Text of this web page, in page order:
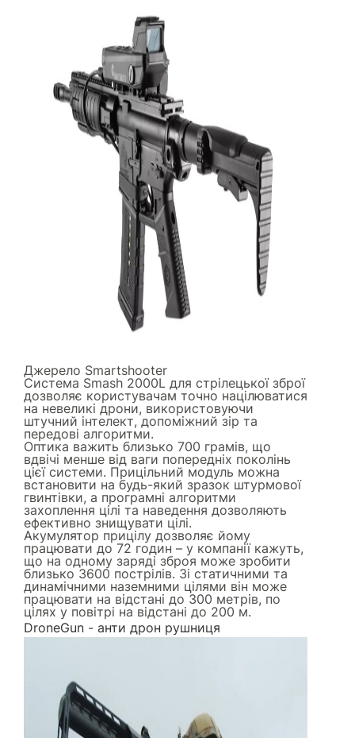
Джерело Smartshooter
Система Smash 2000L для стрілецької зброї
дозволяє користувачам точно націлюватися
на невеликі дрони, використовуючи
штучний інтелект, допоміжний зір та
передові алгоритми.
Оптика важить близько 700 грамів, що
вдвічі менше від ваги попередніх поколінь
цієї системи. Прицільний модуль можна
встановити на будь-який зразок штурмової
гвинтівки, а програмні алгоритми
захоплення цілі та наведення дозволяють
ефективно знищувати цілі.
Акумулятор прицілу дозволяє йому
працювати до 72 годин – у компанії кажуть,
що на одному заряді зброя може зробити
близько 3600 пострілів. Зі статичними та
динамічними наземними цілями він може
працювати на відстані до 300 метрів, по
цілях у повітрі на відстані до 200 м.
DroneGun - анти дрон рушниця